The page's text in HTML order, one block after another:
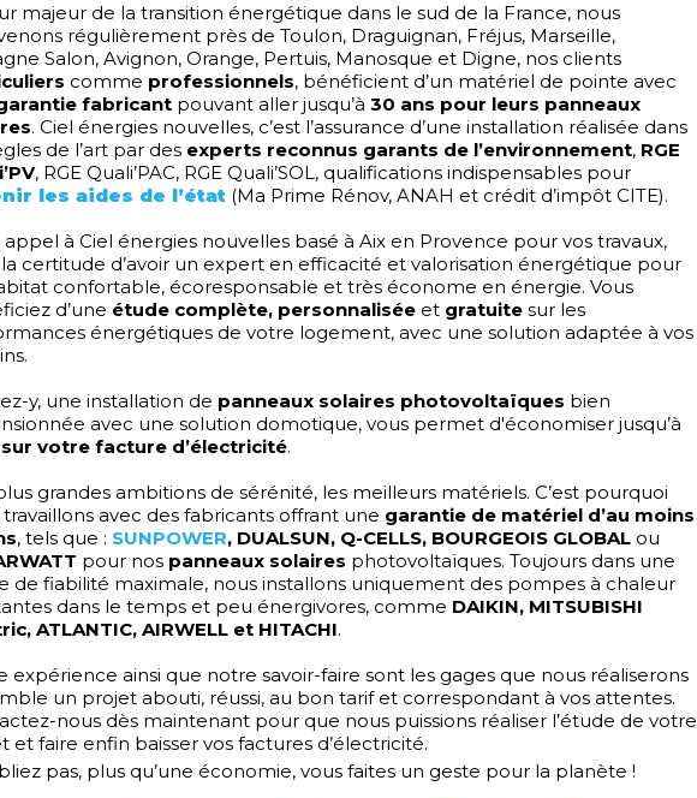
majeur de la transition énergétique dans le sud de la France, nous
régulièrement près de Toulon, Draguignan, Fréjus, Marseille,
Salon, Avignon, Orange, Pertuis, Manosque et Digne, nos clients
comme professionnels, bénéficient d’un matériel de pointe avec
fabricant pouvant aller jusqu’à 30 ans pour leurs panneaux
. Ciel énergies nouvelles, c’est l’assurance d’une installation réalisée dans
de l’art par des experts reconnus garants de l’environnement, RGE
, RGE Quali’PAC, RGE Quali’SOL, qualifications indispensables pour
les aides de l’état (Ma Prime Rénov, ANAH et crédit d’impôt CITE).
appel à Ciel énergies nouvelles basé à Aix en Provence pour vos travaux,
la certitude d’avoir un expert en efficacité et valorisation énergétique pour
confortable, écoresponsable et très économe en énergie. Vous
d’une étude complète, personnalisée et gratuite sur les
énergétiques de votre logement, avec une solution adaptée à vos
y, une installation de panneaux solaires photovoltaïques bien
avec une solution domotique, vous permet d'économiser jusqu’à
sur votre facture d’électricité.
grandes ambitions de sérénité, les meilleurs matériels. C’est pourquoi
travaillons avec des fabricants offrant une garantie de matériel d’au moins
, tels que : SUNPOWER, DUALSUN, Q-CELLS, BOURGEOIS GLOBAL ou
pour nos panneaux solaires photovoltaïques. Toujours dans une
de fiabilité maximale, nous installons uniquement des pompes à chaleur
dans le temps et peu énergivores, comme DAIKIN, MITSUBISHI
ATLANTIC, AIRWELL et HITACHI.
expérience ainsi que notre savoir-faire sont les gages que nous réaliserons
un projet abouti, réussi, au bon tarif et correspondant à vos attentes.
nous dès maintenant pour que nous puissions réaliser l’étude de votre
et faire enfin baisser vos factures d’électricité.
pas, plus qu’une économie, vous faites un geste pour la planète !